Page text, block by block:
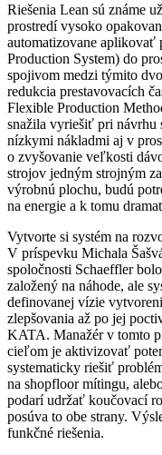
Riešenia Lean sú známe
prostredí vysoko
automatizovane aplikovať
Production System) do
spojivom medzi týmito
redukcia prestavovacích
Flexible Production
snažila vyriešiť pri
nízkymi nákladmi aj v
o zvyšovanie veľkosti
strojov jedným strojným
výrobnú plochu, budú
na energie a k tomu
Vytvorte si systém na
V príspevku Michala
spoločnosti Schaeffler
založený na náhode, ale
definovanej vízie
zlepšovania až po jej
KATA. Manažér v tomto
cieľom je aktivizovať
systematicky riešiť
na shopfloor mítingu,
podarí udržať koučovací
posúva to obe strany.
funkčné riešenia.